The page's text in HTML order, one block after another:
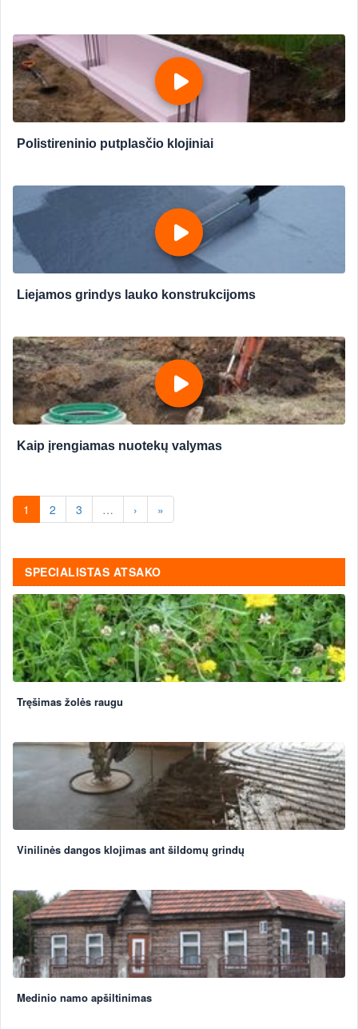
Polistireninio putplasčio klojiniai
Liejamos grindys lauko konstrukcijoms
Kaip įrengiamas nuotekų valymas
1 2 3 … › »
SPECIALISTAS ATSAKO
Tręšimas žolės raugu
Vinilinės dangos klojimas ant šildomų grindų
Medinio namo apšiltinimas